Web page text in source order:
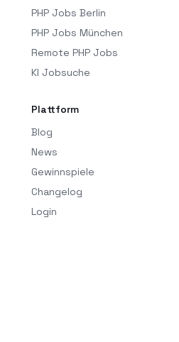
PHP Jobs Berlin
PHP Jobs München
Remote PHP Jobs
KI Jobsuche
Plattform
Blog
News
Gewinnspiele
Changelog
Login